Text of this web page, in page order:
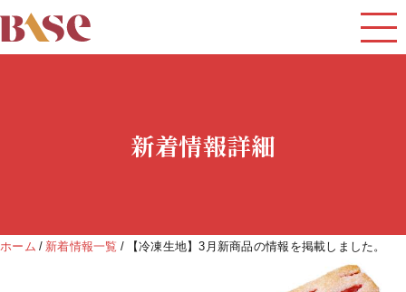
新着情報詳細
ホーム 新着情報一覧 【冷凍生地】3月新商品の情報を掲載しました。